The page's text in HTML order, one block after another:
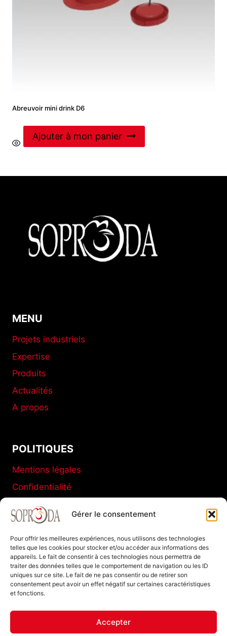
Gérer le consentement
Pour offrir les meilleures expériences, nous utilisons des technologies
telles que les cookies pour stocker et/ou accéder aux informations des
appareils. Le fait de consentir à ces technologies nous permettra de
traiter des données telles que le comportement de navigation ou les ID
uniques sur ce site. Le fait de ne pas consentir ou de retirer son
consentement peut avoir un effet négatif sur certaines caractéristiques
et fonctions.
Accepter
Abreuvoir mini drink D6
Ajouter à mon panier
MENU
Projets industriels
Expertise
Produits
Actualités
A propos
POLITIQUES
Mentions légales
Confidentialité
Conditions générales de vente
Politique de cookies (UE)
SOPRODA
11 C Boulevard de La Marne
77120 Coulommiers FRANCE
Tel : +33 (0)1 64 20 94 40